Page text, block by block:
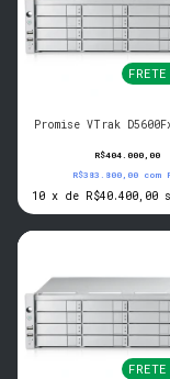
Promise VTrak
R$404.000,00
R$383.800,00 com
10 x de R$40.400,00